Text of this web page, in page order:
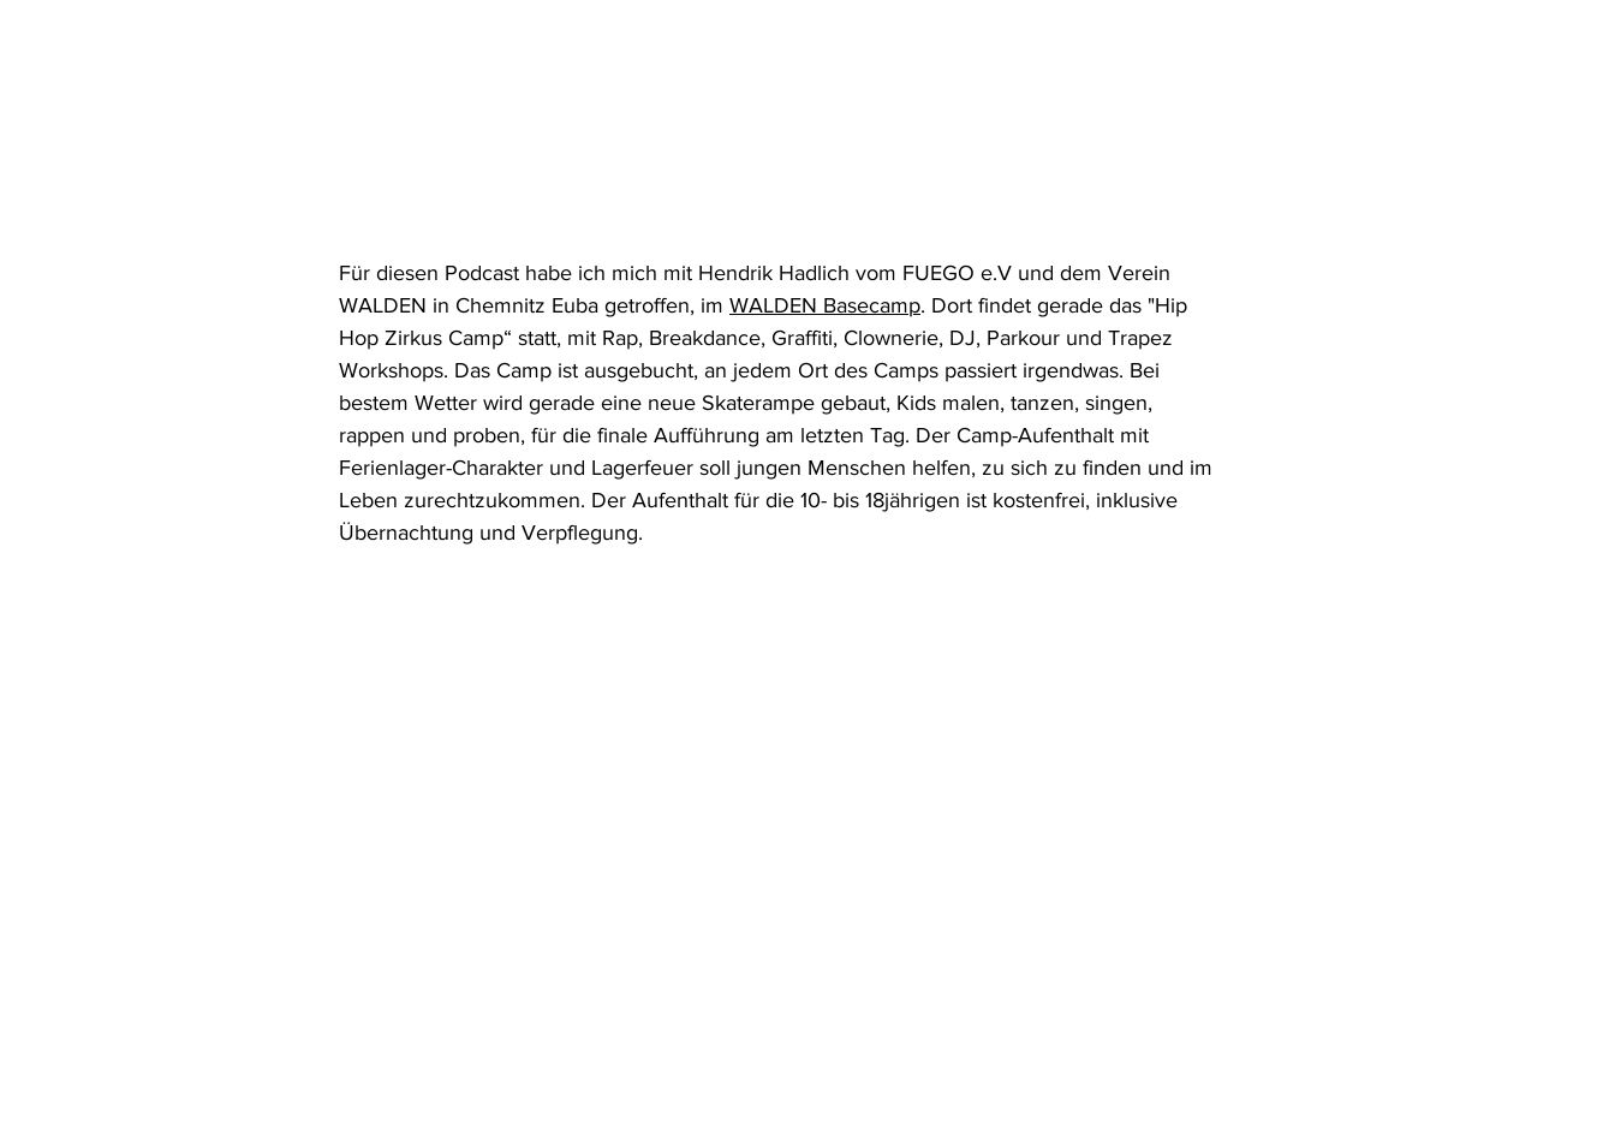
Für diesen Podcast habe ich mich mit Hendrik Hadlich vom FUEGO e.V und dem Verein
WALDEN in Chemnitz Euba getroffen, im WALDEN Basecamp. Dort findet gerade das "Hip
Hop Zirkus Camp“ statt, mit Rap, Breakdance, Graffiti, Clownerie, DJ, Parkour und Trapez
Workshops. Das Camp ist ausgebucht, an jedem Ort des Camps passiert irgendwas. Bei
bestem Wetter wird gerade eine neue Skaterampe gebaut, Kids malen, tanzen, singen,
rappen und proben, für die finale Aufführung am letzten Tag. Der Camp-Aufenthalt mit
Ferienlager-Charakter und Lagerfeuer soll jungen Menschen helfen, zu sich zu finden und im
Leben zurechtzukommen. Der Aufenthalt für die 10- bis 18jährigen ist kostenfrei, inklusive
Übernachtung und Verpflegung.